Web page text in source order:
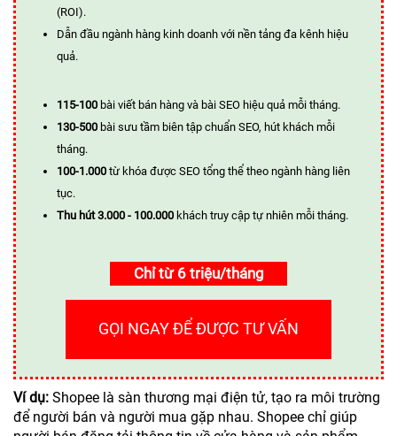
(ROI).
Dẫn đầu ngành hàng kinh doanh với nền tảng đa kênh hiệu
quả.
115-100 bài viết bán hàng và bài SEO hiệu quả mỗi tháng.
130-500 bài sưu tầm biên tập chuẩn SEO, hút khách mỗi
tháng.
100-1.000 từ khóa được SEO tổng thể theo ngành hàng liên
tục.
Thu hút 3.000 - 100.000 khách truy cập tự nhiên mỗi tháng.
Chỉ từ 6 triệu/tháng
GỌI NGAY ĐỂ ĐƯỢC TƯ VẤN
Ví dụ: Shopee là sàn thương mại điện tử, tạo ra môi trường
để người bán và người mua gặp nhau. Shopee chỉ giúp